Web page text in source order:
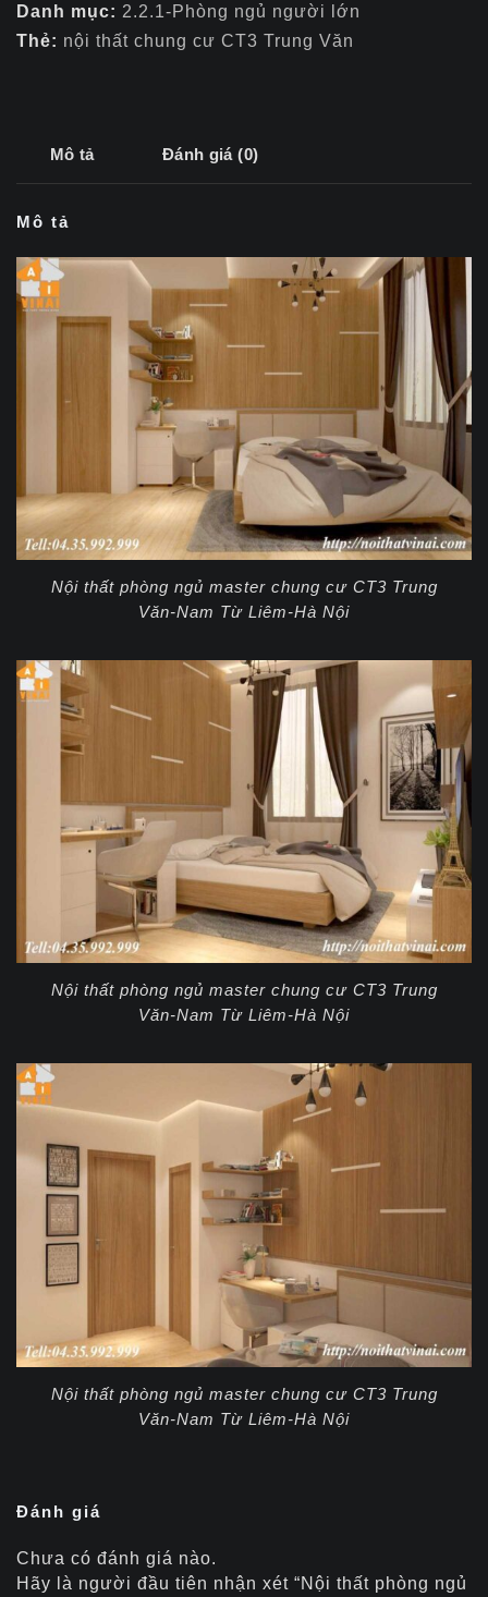
Danh mục: 2.2.1-Phòng ngủ người lớn
Thẻ: nội thất chung cư CT3 Trung Văn
Mô tả Đánh giá (0)
Mô tả
Nội thất phòng ngủ master chung cư CT3 Trung
Văn-Nam Từ Liêm-Hà Nội
Nội thất phòng ngủ master chung cư CT3 Trung
Văn-Nam Từ Liêm-Hà Nội
Nội thất phòng ngủ master chung cư CT3 Trung
Văn-Nam Từ Liêm-Hà Nội
Đánh giá
Chưa có đánh giá nào.
Hãy là người đầu tiên nhận xét “Nội thất phòng ngủ